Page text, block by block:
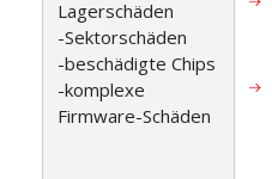
Lagerschäden
-Sektorschäden
-beschädigte Chips
-komplexe
Firmware-Schäden